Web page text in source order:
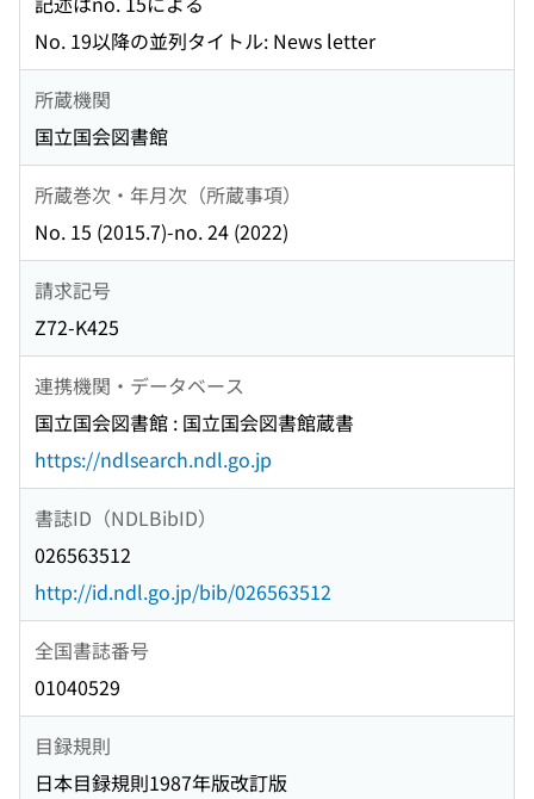
No. 19以降の並列タイトル: News letter
所蔵機関
国立国会図書館
所蔵巻次・年月次（所蔵事項）
No. 15 (2015.7)-no. 24 (2022)
請求記号
Z72-K425
連携機関・データベース
国立国会図書館 : 国立国会図書館蔵書
https://ndlsearch.ndl.go.jp
書誌ID（NDLBibID）
026563512
http://id.ndl.go.jp/bib/026563512
全国書誌番号
01040529
目録規則
日本目録規則1987年版改訂版